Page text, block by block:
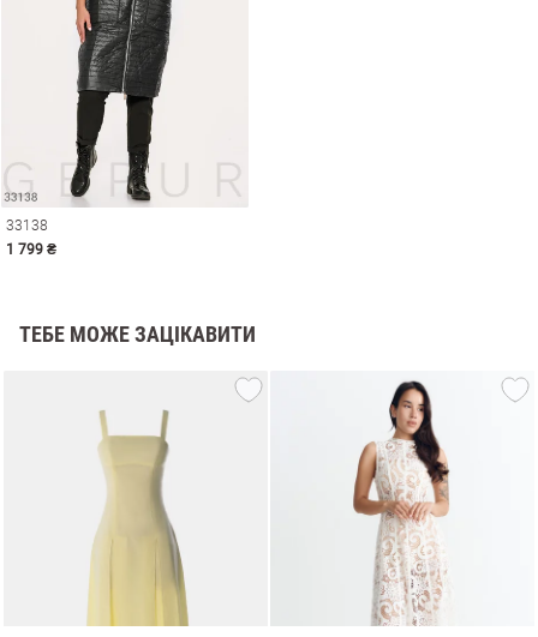
33138
1 799 ₴
ТЕБЕ МОЖЕ ЗАЦІКАВИТИ